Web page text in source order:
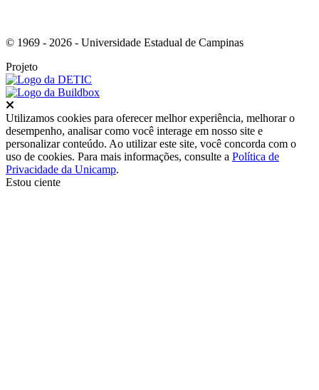
© 1969 - 2026 - Universidade Estadual de Campinas
Projeto
Utilizamos cookies para oferecer melhor experiência, melhorar o
desempenho, analisar como você interage em nosso site e
personalizar conteúdo. Ao utilizar este site, você concorda com o
uso de cookies. Para mais informações, consulte a Política de
Privacidade da Unicamp.
Estou ciente